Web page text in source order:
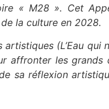
« M28 ». Cet
la culture en 2028.
(L’Eau qui
affronter les
sa réflexion